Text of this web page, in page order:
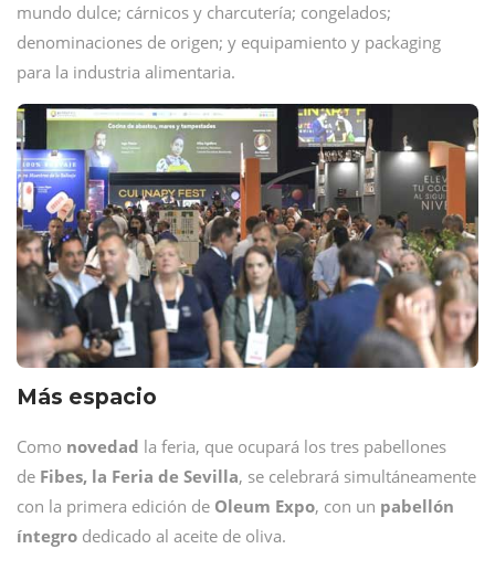
mundo dulce; cárnicos y charcutería; congelados;
denominaciones de origen; y equipamiento y packaging
para la industria alimentaria.
Más espacio
Como novedad la feria, que ocupará los tres pabellones
de Fibes, la Feria de Sevilla, se celebrará simultáneamente
con la primera edición de Oleum Expo, con un pabellón
íntegro dedicado al aceite de oliva.